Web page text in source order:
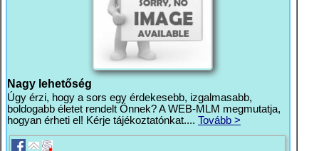
Nagy lehetőség
Úgy érzi, hogy a sors egy érdekesebb, izgalmasabb,
boldogabb életet rendelt Önnek? A WEB-MLM megmutatja,
hogyan érheti el! Kérje tájékoztatónkat.... Tovább >